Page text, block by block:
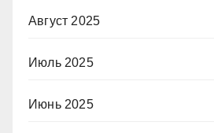
Август 2025
Июль 2025
Июнь 2025